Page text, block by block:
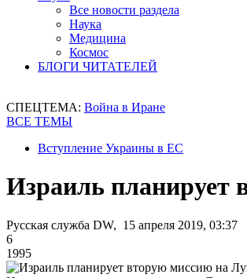
Все новости раздела
Наука
Медицина
Космос
БЛОГИ ЧИТАТЕЛЕЙ
СПЕЦТЕМА: Война в Иране
ВСЕ ТЕМЫ
Вступление Украины в ЕС
Израиль планирует
Русская служба DW, 15 апреля 2019, 03:37
6
1995